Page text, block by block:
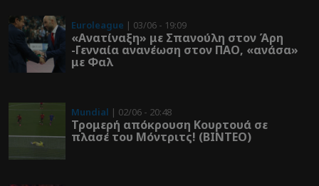
Euroleague | 03/06 - 19:09
«Ανατίναξη» με Σπανούλη στον Άρη
-Γενναία ανανέωση στον ΠΑΟ, «ανάσα»
με Φαλ
Mundial | 02/06 - 20:48
Τρομερή απόκρουση Κουρτουά σε
πλασέ του Μόντριτς! (ΒΙΝΤΕΟ)